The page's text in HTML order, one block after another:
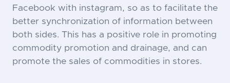
Facebook with instagram, so as to facilitate the
better synchronization of information between
both sides. This has a positive role in promoting
commodity promotion and drainage, and can
promote the sales of commodities in stores.